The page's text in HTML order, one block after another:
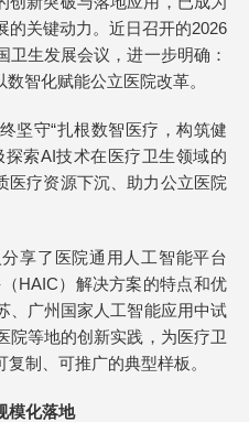
的关键动力。近日召开的2026
生发展会议，进一步明确：
智化赋能公立医院改革。
坚守“扎根数智医疗，构筑健
索AI技术在医疗卫生领域的
医疗资源下沉、助力公立医院
享了医院通用人工智能平台
HAIC）解决方案的特点和优
、广州国家人工智能应用中试
院等地的创新实践，为医疗卫
制、可推广的典型样板。
模化落地